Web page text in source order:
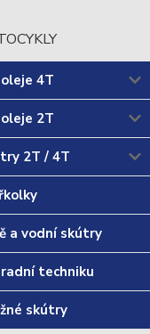
4T
2T
2T / 4T
a vodní skútry
techniku
skútry